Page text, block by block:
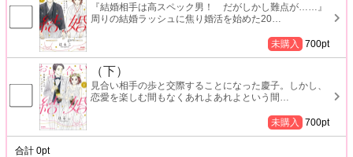
『結婚相手は高スペック男！ だがしかし難点が……』
周りの結婚ラッシュに焦り婚活を始めた20
未購入 700pt
（下）
見合い相手の歩と交際することになった慶子。しかし、
恋愛を楽しむ間もなくあれよあれよという間
未購入 700pt
合計 0pt